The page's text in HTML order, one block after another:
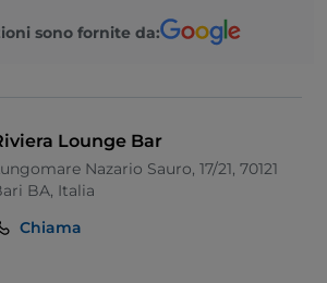
sono fornite da:
Lounge Bar
Nazario Sauro, 17/21, 70121
BA, Italia
Chiama